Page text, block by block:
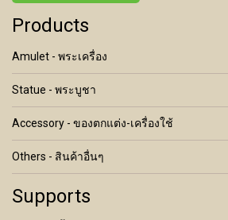
Products
Amulet - พระเครื่อง
Statue - พระบูชา
Accessory - ของตกแต่ง-เครื่องใช้
Others - สินค้าอื่นๆ
Supports